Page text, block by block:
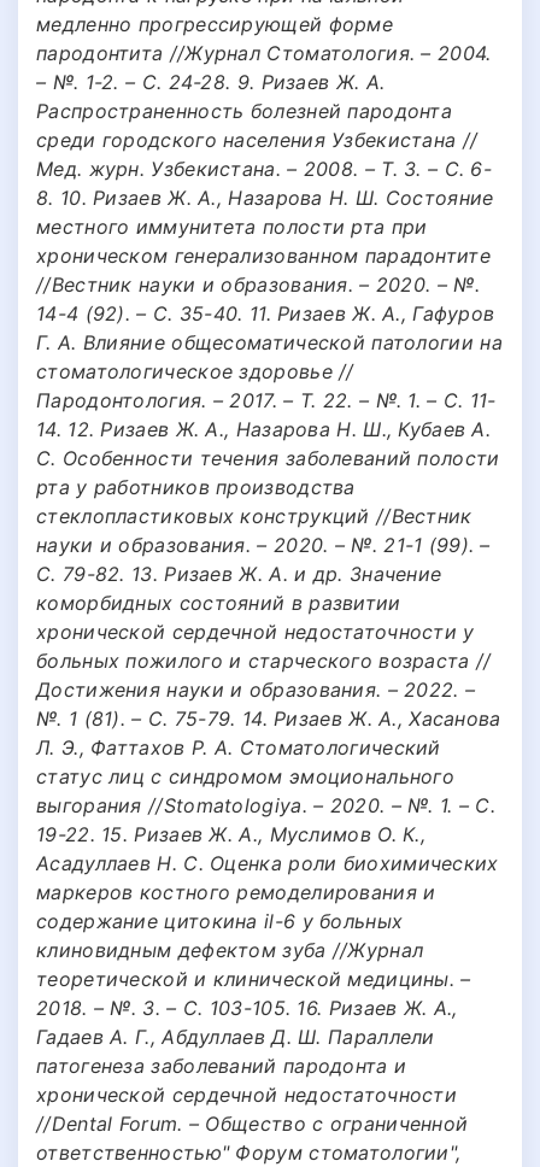
медленно прогрессирующей форме
пародонтита //Журнал Стоматология. – 2004.
– №. 1-2. – С. 24-28. 9. Ризаев Ж. А.
Распространенность болезней пародонта
среди городского населения Узбекистана //
Мед. журн. Узбекистана. – 2008. – Т. 3. – С. 6-
8. 10. Ризаев Ж. А., Назарова Н. Ш. Состояние
местного иммунитета полости рта при
хроническом генерализованном парадонтите
//Вестник науки и образования. – 2020. – №.
14-4 (92). – С. 35-40. 11. Ризаев Ж. А., Гафуров
Г. А. Влияние общесоматической патологии на
стоматологическое здоровье //
Пародонтология. – 2017. – Т. 22. – №. 1. – С. 11-
14. 12. Ризаев Ж. А., Назарова Н. Ш., Кубаев А.
С. Особенности течения заболеваний полости
рта у работников производства
стеклопластиковых конструкций //Вестник
науки и образования. – 2020. – №. 21-1 (99). –
С. 79-82. 13. Ризаев Ж. А. и др. Значение
коморбидных состояний в развитии
хронической сердечной недостаточности у
больных пожилого и старческого возраста //
Достижения науки и образования. – 2022. –
№. 1 (81). – С. 75-79. 14. Ризаев Ж. А., Хасанова
Л. Э., Фаттахов Р. А. Стоматологический
статус лиц с синдромом эмоционального
выгорания //Stomatologiya. – 2020. – №. 1. – С.
19-22. 15. Ризаев Ж. А., Муслимов О. К.,
Асадуллаев Н. С. Оценка роли биохимических
маркеров костного ремоделирования и
содержание цитокина il-6 у больных
клиновидным дефектом зуба //Журнал
теоретической и клинической медицины. –
2018. – №. 3. – С. 103-105. 16. Ризаев Ж. А.,
Гадаев А. Г., Абдуллаев Д. Ш. Параллели
патогенеза заболеваний пародонта и
хронической сердечной недостаточности
//Dental Forum. – Общество с ограниченной
ответственностью" Форум стоматологии",